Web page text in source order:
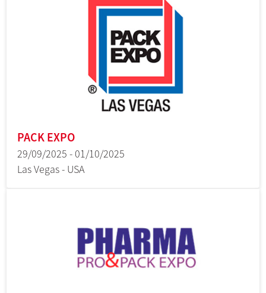
PACK EXPO
29/09/2025 - 01/10/2025
Las Vegas - USA